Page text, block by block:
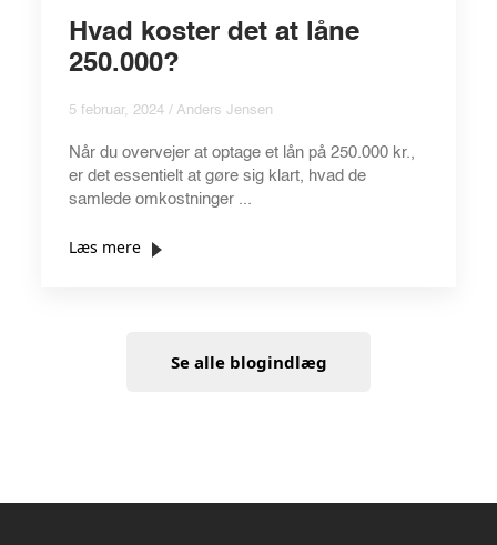
Hvad koster det at låne
250.000?
5 februar, 2024 / Anders Jensen
Når du overvejer at optage et lån på 250.000 kr.,
er det essentielt at gøre sig klart, hvad de
samlede omkostninger ...
Læs mere
Se alle blogindlæg